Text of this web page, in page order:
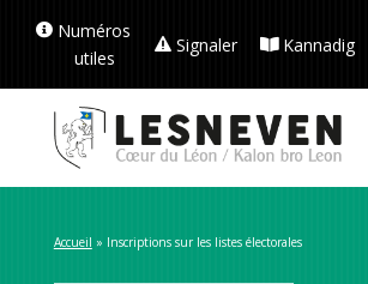
Numéros
utiles
Signaler Kannadig
Accueil » Inscriptions sur les listes électorales